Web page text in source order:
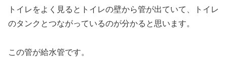
トイレをよく見るとトイレの壁から管が出ていて、トイレ
のタンクとつながっているのが分かると思います。
この管が給水管です。